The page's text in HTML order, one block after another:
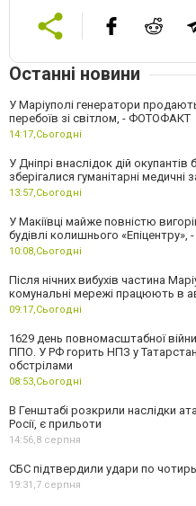
Останні новини
У Маріуполі генератори
перебоїв зі світлом, - ФОТОФАКТ
14:17,Сьогодні
У Дніпрі внаслідок дій
зберігалися гуманітарні медичні
13:57,Сьогодні
У Макіївці майже повністю
будівлі колишнього «Епіцентру»,
10:08,Сьогодні
Після нічних вибухів частина
комунальні мережі працюють в
09:17,Сьогодні
1629 день повномасштабної
ППО. У РФ горить НПЗ у
обстрілами
08:53,Сьогодні
В Генштабі розкрили наслідки
Росії, є прильоти
14:56,8 серпня
СБС підтвердили удари по
19:31,7 серпня